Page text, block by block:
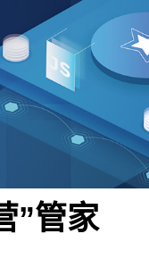
”管家